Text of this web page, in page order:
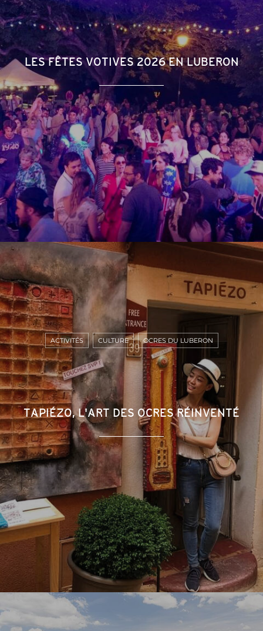
LES FÊTES VOTIVES 2026 EN LUBERON
TAPIÉZO, L'ART DES OCRES RÉINVENTÉ
ACTIVITÉS CULTURE OCRES DU LUBERON